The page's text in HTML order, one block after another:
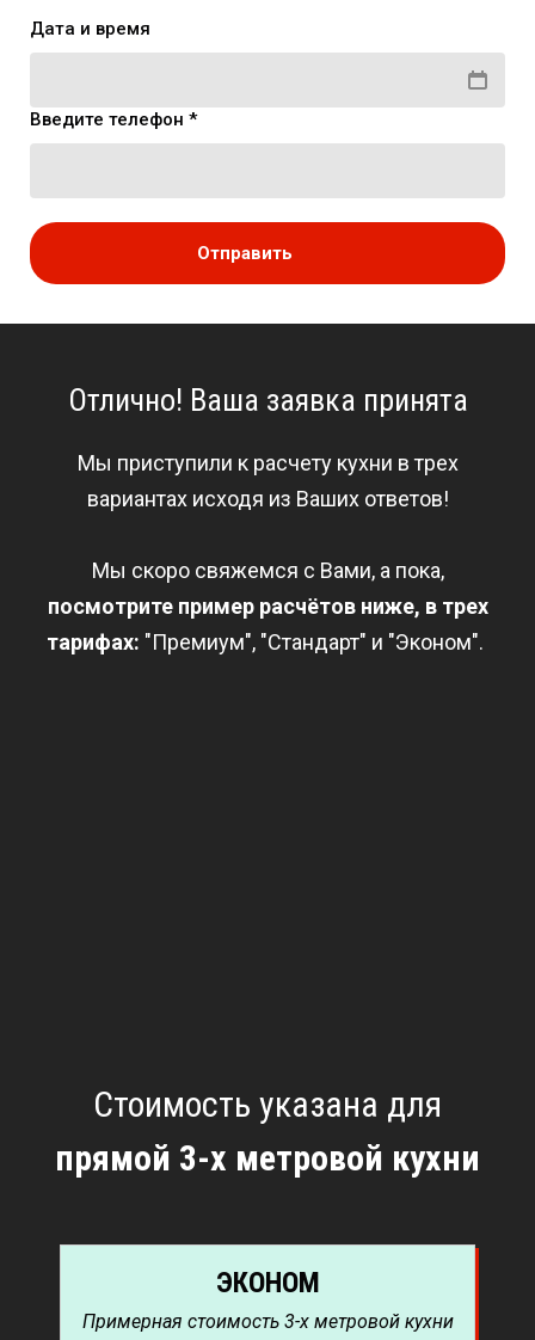
Дата и время
Введите телефон *
Отправить
Отлично! Ваша заявка принята
Мы приступили к расчету кухни в трех
вариантах исходя из Ваших ответов!
Мы скоро свяжемся с Вами, а пока,
посмотрите пример расчётов ниже, в трех
тарифах: "Премиум", "Стандарт" и "Эконом".
Стоимость указана для
прямой 3-х метровой кухни
ЭКОНОМ
Примерная стоимость 3-х метровой кухни